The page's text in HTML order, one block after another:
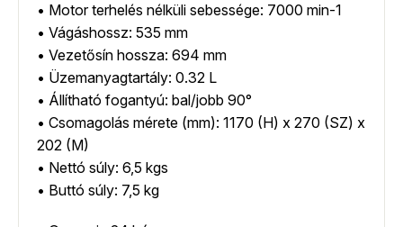
• Motor terhelés nélküli sebessége: 7000 min-1
• Vágáshossz: 535 mm
• Vezetősín hossza: 694 mm
• Üzemanyagtartály: 0.32 L
• Állítható fogantyú: bal/jobb 90°
• Csomagolás mérete (mm): 1170 (H) x 270 (SZ) x
202 (M)
• Nettó súly: 6,5 kgs
• Buttó súly: 7,5 kg